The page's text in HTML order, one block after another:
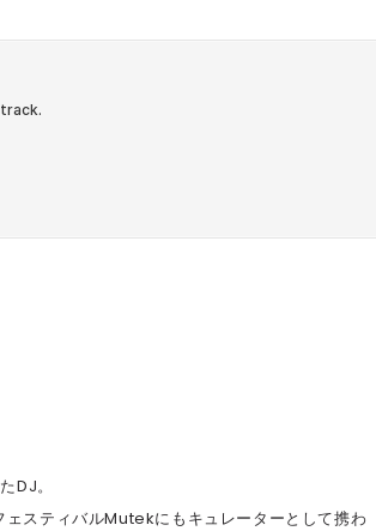
DJ。
スティバルMutekにもキュレーターとして携わ